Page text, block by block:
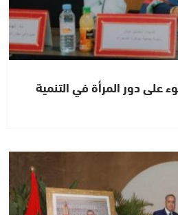
على دور المرأة في التنمية